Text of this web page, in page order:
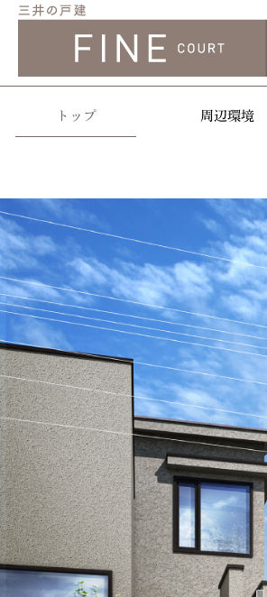
トップ 周辺環境